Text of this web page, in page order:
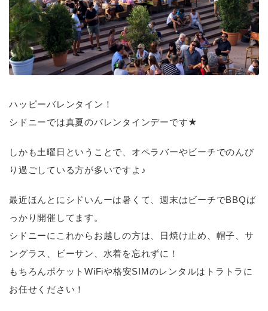
ハッピーバレンタイン！
シドニーでは真夏のバレンタインデーです★
しかも土曜日ということで、オペラバーやビーチでのんび
り過ごしている方が多いですよ♪
最近ほんとにシドいんーは暑くて、週末はビーチでBBQば
っかり開催してます。
シドニーにこれからお越しの方は、日焼け止め、帽子、サ
ングラス、ビーサン、水着を忘れずに！
もちろんポケットWiFiや格安SIMのレンタルはトラトラに
お任せください！